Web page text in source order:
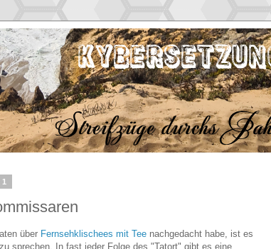
über Fernsehklischees mit Tee nachgedacht habe, ist es
sprechen. In fast jeder Folge des "Tatort" gibt es eine